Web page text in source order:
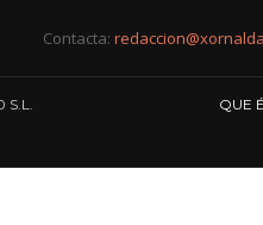
Contacta:
S.L. QUE